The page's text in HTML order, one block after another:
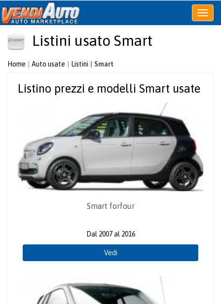
Apri
o
Listini usato Smart
Home Auto usate Listini Smart
Listino prezzi e modelli Smart usate
Smart forfour
Dal 2007 al 2016
Vedi